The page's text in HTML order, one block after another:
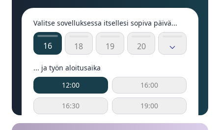
Valitse sovelluksessa itsellesi sopiva päivä...
16 18 19 20
... ja työn aloitusaika
12:00
16:00
16:30 19:00